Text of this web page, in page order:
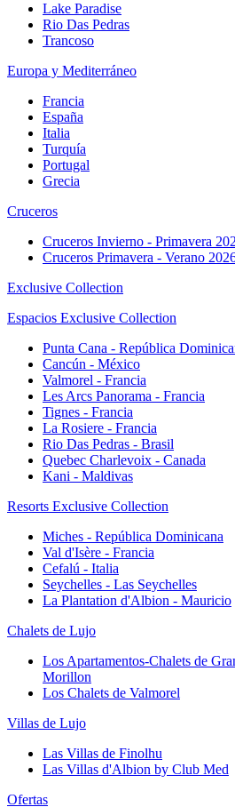
Lake Paradise
Rio Das Pedras
Trancoso
Europa y Mediterráneo
Francia
España
Italia
Turquía
Portugal
Grecia
Cruceros
Cruceros Invierno - Primavera
Cruceros Primavera - Verano
Exclusive Collection
Espacios Exclusive Collection
Punta Cana - República
Cancún - México
Valmorel - Francia
Les Arcs Panorama - Francia
Tignes - Francia
La Rosiere - Francia
Rio Das Pedras - Brasil
Quebec Charlevoix - Canada
Kani - Maldivas
Resorts Exclusive Collection
Miches - República Dominicana
Val d'Isère - Francia
Cefalú - Italia
Seychelles - Las Seychelles
La Plantation d'Albion - Mauricio
Chalets de Lujo
Los Apartamentos-Chalets de
Morillon
Los Chalets de Valmorel
Villas de Lujo
Las Villas de Finolhu
Las Villas d'Albion by Club Med
Ofertas